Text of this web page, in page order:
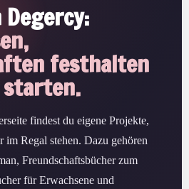
festhalten
findest du eigene Projekte,
im Regal stehen. Dazu gehören
Freundschaftsbücher zum
für Erwachsene und